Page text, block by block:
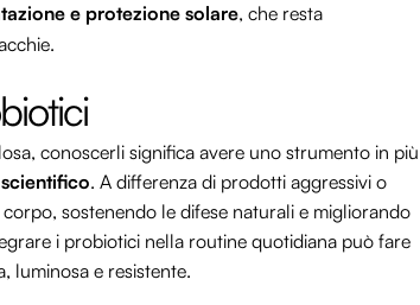
e protezione solare, che resta
conoscerli significa avere uno strumento in più
. A differenza di prodotti aggressivi o
sostenendo le difese naturali e migliorando
i probiotici nella routine quotidiana può fare
luminosa e resistente.